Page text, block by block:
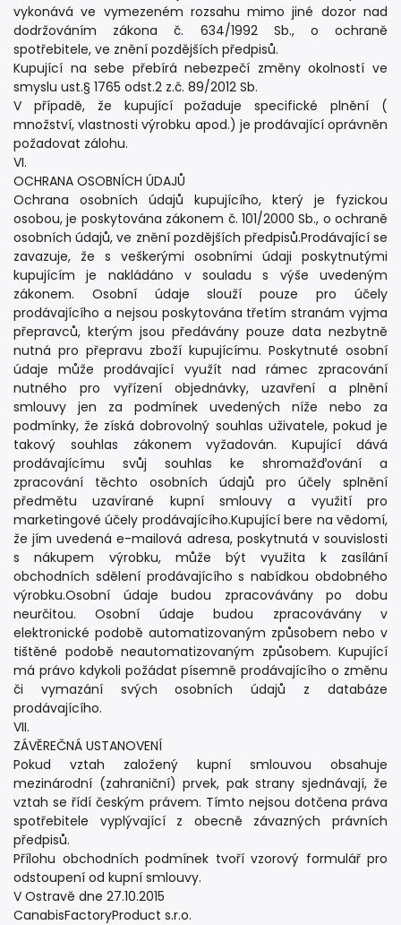
vykonává ve vymezeném rozsahu mimo jiné dozor nad
dodržováním zákona č. 634/1992 Sb., o ochraně
spotřebitele, ve znění pozdějších předpisů.
Kupující na sebe přebírá nebezpečí změny okolností ve
smyslu ust.§ 1765 odst.2 z.č. 89/2012 Sb.
V případě, že kupující požaduje specifické plnění (
množství, vlastnosti výrobku apod.) je prodávající oprávněn
požadovat zálohu.
VI.
OCHRANA OSOBNÍCH ÚDAJŮ
Ochrana osobních údajů kupujícího, který je fyzickou
osobou, je poskytována zákonem č. 101/2000 Sb., o ochraně
osobních údajů, ve znění pozdějších předpisů.Prodávající se
zavazuje, že s veškerými osobními údaji poskytnutými
kupujícím je nakládáno v souladu s výše uvedeným
zákonem. Osobní údaje slouží pouze pro účely
prodávajícího a nejsou poskytována třetím stranám vyjma
přepravců, kterým jsou předávány pouze data nezbytně
nutná pro přepravu zboží kupujícímu. Poskytnuté osobní
údaje může prodávající využít nad rámec zpracování
nutného pro vyřízení objednávky, uzavření a plnění
smlouvy jen za podmínek uvedených níže nebo za
podmínky, že získá dobrovolný souhlas uživatele, pokud je
takový souhlas zákonem vyžadován. Kupující dává
prodávajícímu svůj souhlas ke shromažďování a
zpracování těchto osobních údajů pro účely splnění
předmětu uzavírané kupní smlouvy a využití pro
marketingové účely prodávajícího.Kupující bere na vědomí,
že jím uvedená e-mailová adresa, poskytnutá v souvislosti
s nákupem výrobku, může být využita k zasílání
obchodních sdělení prodávajícího s nabídkou obdobného
výrobku.Osobní údaje budou zpracovávány po dobu
neurčitou. Osobní údaje budou zpracovávány v
elektronické podobě automatizovaným způsobem nebo v
tištěné podobě neautomatizovaným způsobem. Kupující
má právo kdykoli požádat písemně prodávajícího o změnu
či vymazání svých osobních údajů z databáze
prodávajícího.
VII.
ZÁVĚREČNÁ USTANOVENÍ
Pokud vztah založený kupní smlouvou obsahuje
mezinárodní (zahraniční) prvek, pak strany sjednávají, že
vztah se řídí českým právem. Tímto nejsou dotčena práva
spotřebitele vyplývající z obecně závazných právních
předpisů.
Přílohu obchodních podmínek tvoří vzorový formulář pro
odstoupení od kupní smlouvy.
V Ostravě dne 27.10.2015
CanabisFactoryProduct s.r.o.